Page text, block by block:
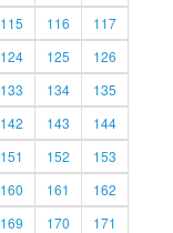
115 116
117
124 125
126
133 134
135
142 143
144
151 152
153
160 161
162
169 170
171